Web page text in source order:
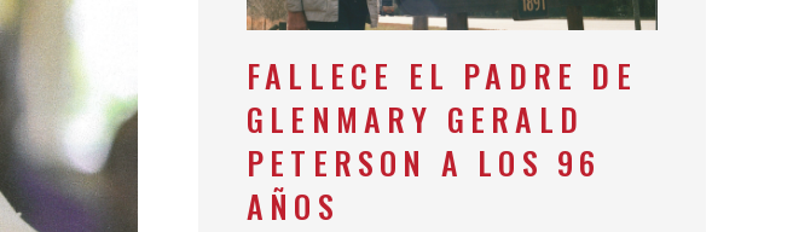
FALLECE EL PADRE DE
GLENMARY GERALD
PETERSON A LOS 96
AÑOS